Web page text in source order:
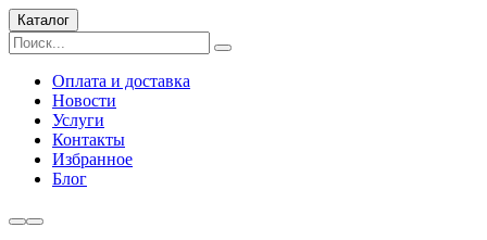
Каталог
Оплата и доставка
Новости
Услуги
Контакты
Избранное
Блог